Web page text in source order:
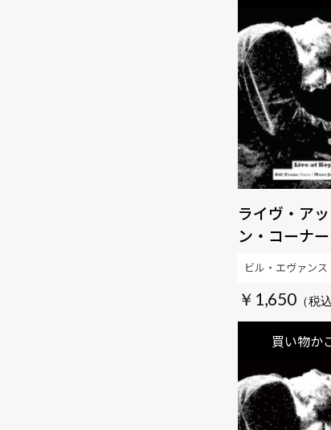
ライヴ・ア
ン・コーナ
￥1,650
買い物か
ビル・エヴァンス